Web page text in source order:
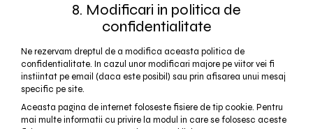
8. Modificari in politica de
confidentialitate
Ne rezervam dreptul de a modifica aceasta politica de
confidentialitate. In cazul unor modificari majore pe viitor vei fi
instiintat pe email (daca este posibil) sau prin afisarea unui mesaj
specific pe site.
Aceasta pagina de internet foloseste fisiere de tip cookie. Pentru
mai multe informatii cu privire la modul in care se folosesc aceste